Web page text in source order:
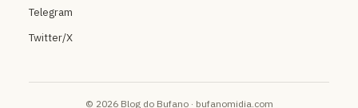
Telegram
Twitter/X
© 2026 Blog do Bufano · bufanomidia.com